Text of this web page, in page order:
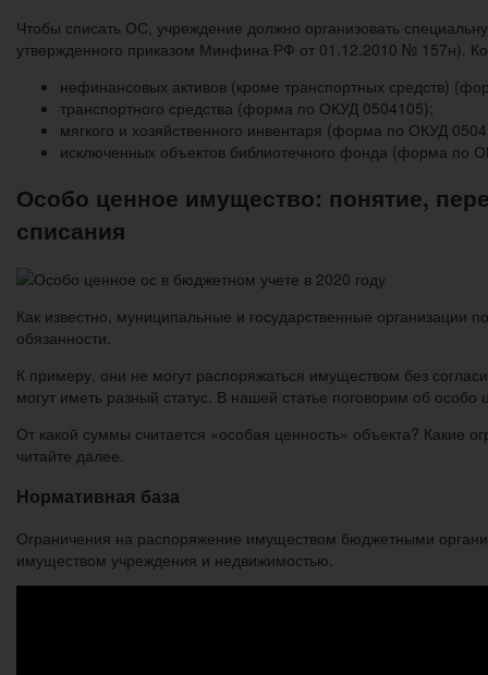
Чтобы списать ОС, учреждение должно организовать
утвержденного приказом Минфина РФ от 01.12.2010 № 157н).
нефинансовых активов (кроме транспортных средств)
транспортного средства (форма по ОКУД 0504105);
мягкого и хозяйственного инвентаря (форма по ОКУД
исключенных объектов библиотечного фонда (форма по
Особо ценное имущество: понятие,
списания
Как известно, муниципальные и государственные
обязанности.
К примеру, они не могут распоряжаться имуществом без
могут иметь разный статус. В нашей статье поговорим об
От какой суммы считается «особая ценность» объекта? Какие
читайте далее.
Нормативная база
Ограничения на распоряжение имуществом бюджетными
имуществом учреждения и недвижимостью.